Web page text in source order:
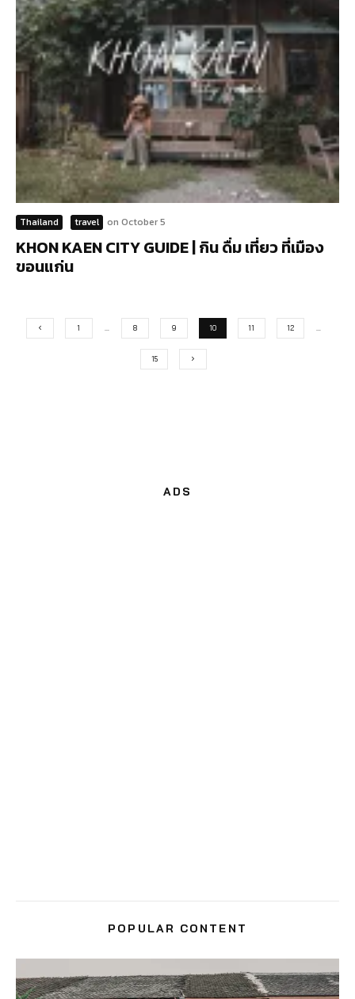
Thailand travel on October 5
KHON KAEN CITY GUIDE | กิน ดื่ม เที่ยว ที่เมือง
ขอนแก่น
1 8 9 10 11 12
15
ADS
POPULAR CONTENT